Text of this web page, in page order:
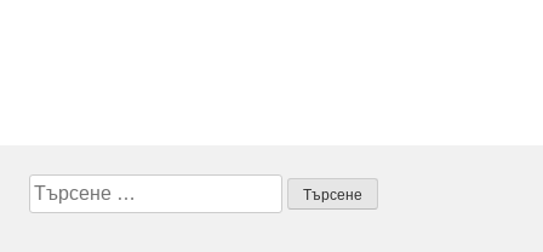
Търсене
за: